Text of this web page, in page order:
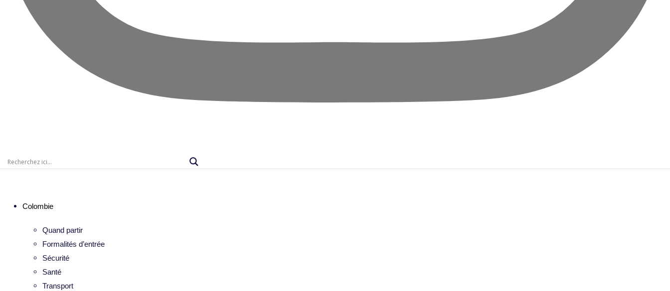
Colombie
Quand partir
Formalités d’entrée
Sécurité
Santé
Transport